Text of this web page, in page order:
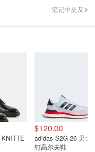
笔记中提及
$120.00
adidas S2G 26 男士
钉高尔夫鞋